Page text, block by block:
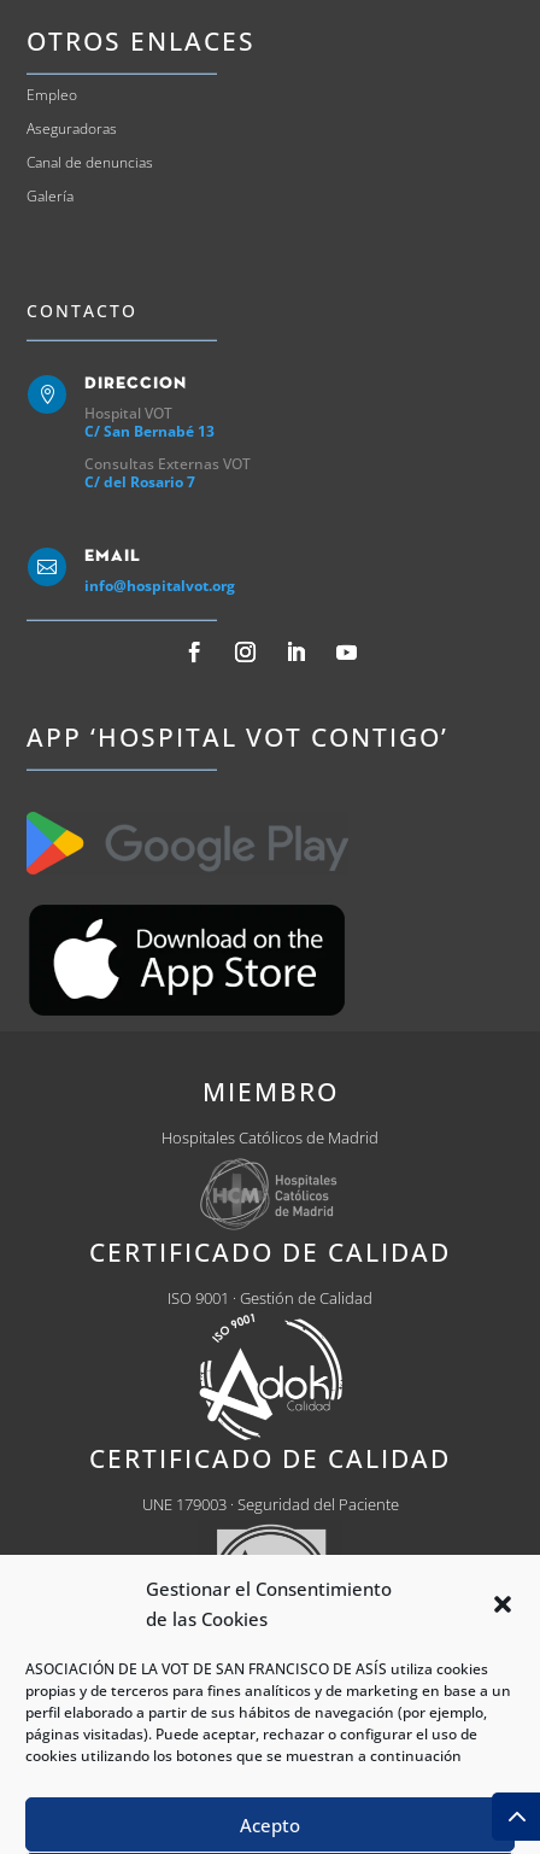
Gestionar el Consentimiento
de las Cookies
ASOCIACIÓN DE LA VOT DE SAN FRANCISCO DE ASÍS utiliza cookies
propias y de terceros para fines analíticos y de marketing en base a un
perfil elaborado a partir de sus hábitos de navegación (por ejemplo,
páginas visitadas). Puede aceptar, rechazar o configurar el uso de
cookies utilizando los botones que se muestran a continuación
Acepto
OTROS ENLACES
Empleo
Aseguradoras
Canal de denuncias
Galería
CONTACTO

Direccion
Hospital VOT
C/ San Bernabé 13
Consultas Externas VOT
C/ del Rosario 7

Email
info@hospitalvot.org
APP ‘HOSPITAL VOT CONTIGO’
MIEMBRO
Hospitales Católicos de Madrid
CERTIFICADO DE CALIDAD
ISO 9001 · Gestión de Calidad
CERTIFICADO DE CALIDAD
UNE 179003 · Seguridad del Paciente
Centro Médico AutorizadoNº CH0030
®Hospital VOT Madrid 2026 - Todos los derechos